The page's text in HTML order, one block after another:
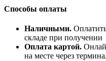
Способы оплаты
Наличными.
складе при получении
Оплата картой.
на месте через